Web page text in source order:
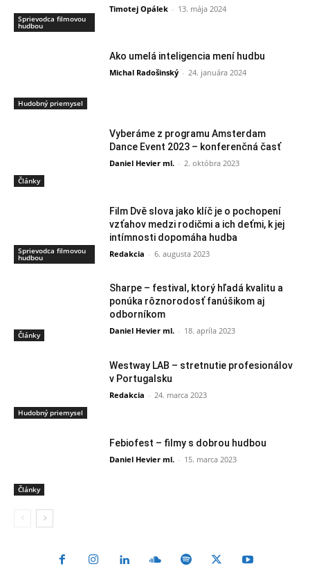
Sprievodca filmovou
hudbou
Timotej Opálek - 13. mája 2024
Hudobný priemysel
Ako umelá inteligencia mení hudbu
Michal Radošinský - 24. januára 2024
Články
Vyberáme z programu Amsterdam
Dance Event 2023 – konferenčná časť
Daniel Hevier ml. - 2. októbra 2023
Sprievodca filmovou
hudbou
Film Dvě slova jako klíč je o pochopení
vzťahov medzi rodičmi a ich deťmi, k jej
intímnosti dopomáha hudba
Redakcia - 6. augusta 2023
Články
Sharpe – festival, ktorý hľadá kvalitu a
ponúka rôznorodosť fanúšikom aj
odborníkom
Daniel Hevier ml. - 18. apríla 2023
Hudobný priemysel
Westway LAB – stretnutie profesionálov
v Portugalsku
Redakcia - 24. marca 2023
Články
Febiofest – filmy s dobrou hudbou
Daniel Hevier ml. - 15. marca 2023